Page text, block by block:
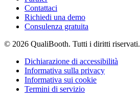
Contattaci
Richiedi una demo
Consulenza gratuita
© 2026 QualiBooth. Tutti i diritti riservati.
Dichiarazione di accessibilità
Informativa sulla privacy
Informativa sui cookie
Termini di servizio